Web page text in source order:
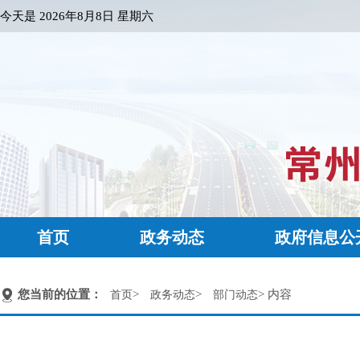
今天是 2026年8月8日 星期六
首页 政务动态 政府信息公
您当前的位置： 首页> 政务动态> 部门动态> 内容